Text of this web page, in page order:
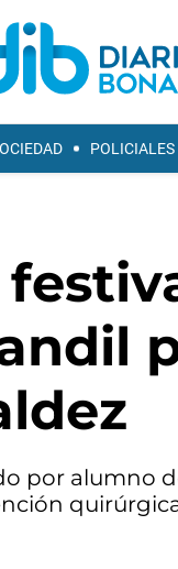
POLICIALES
por alumno